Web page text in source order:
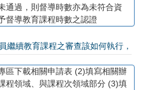
通過，則督導時數亦為未符合資
督導教育課程時數之認證
繼續教育課程之審查該如何執行，
區下載相關申請表 (2)填寫相關辦
程領域、與課程次領域部分 (3)填